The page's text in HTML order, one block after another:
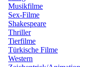
Musikfilme
Sex-Filme
Shakespeare
Thriller
Tierfilme
Türkische Filme
Western